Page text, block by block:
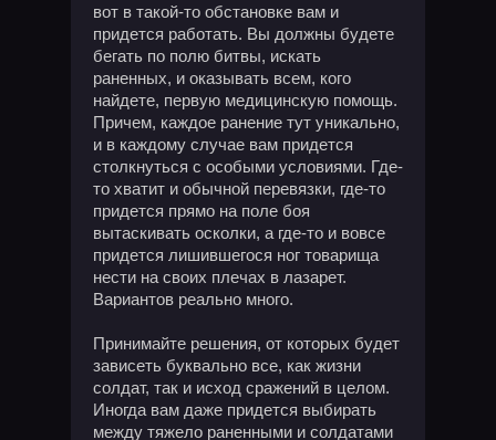
вот в такой-то обстановке вам и
придется работать. Вы должны будете
бегать по полю битвы, искать
раненных, и оказывать всем, кого
найдете, первую медицинскую помощь.
Причем, каждое ранение тут уникально,
и в каждому случае вам придется
столкнуться с особыми условиями. Где-
то хватит и обычной перевязки, где-то
придется прямо на поле боя
вытаскивать осколки, а где-то и вовсе
придется лишившегося ног товарища
нести на своих плечах в лазарет.
Вариантов реально много.
Принимайте решения, от которых будет
зависеть буквально все, как жизни
солдат, так и исход сражений в целом.
Иногда вам даже придется выбирать
между тяжело раненными и солдатами